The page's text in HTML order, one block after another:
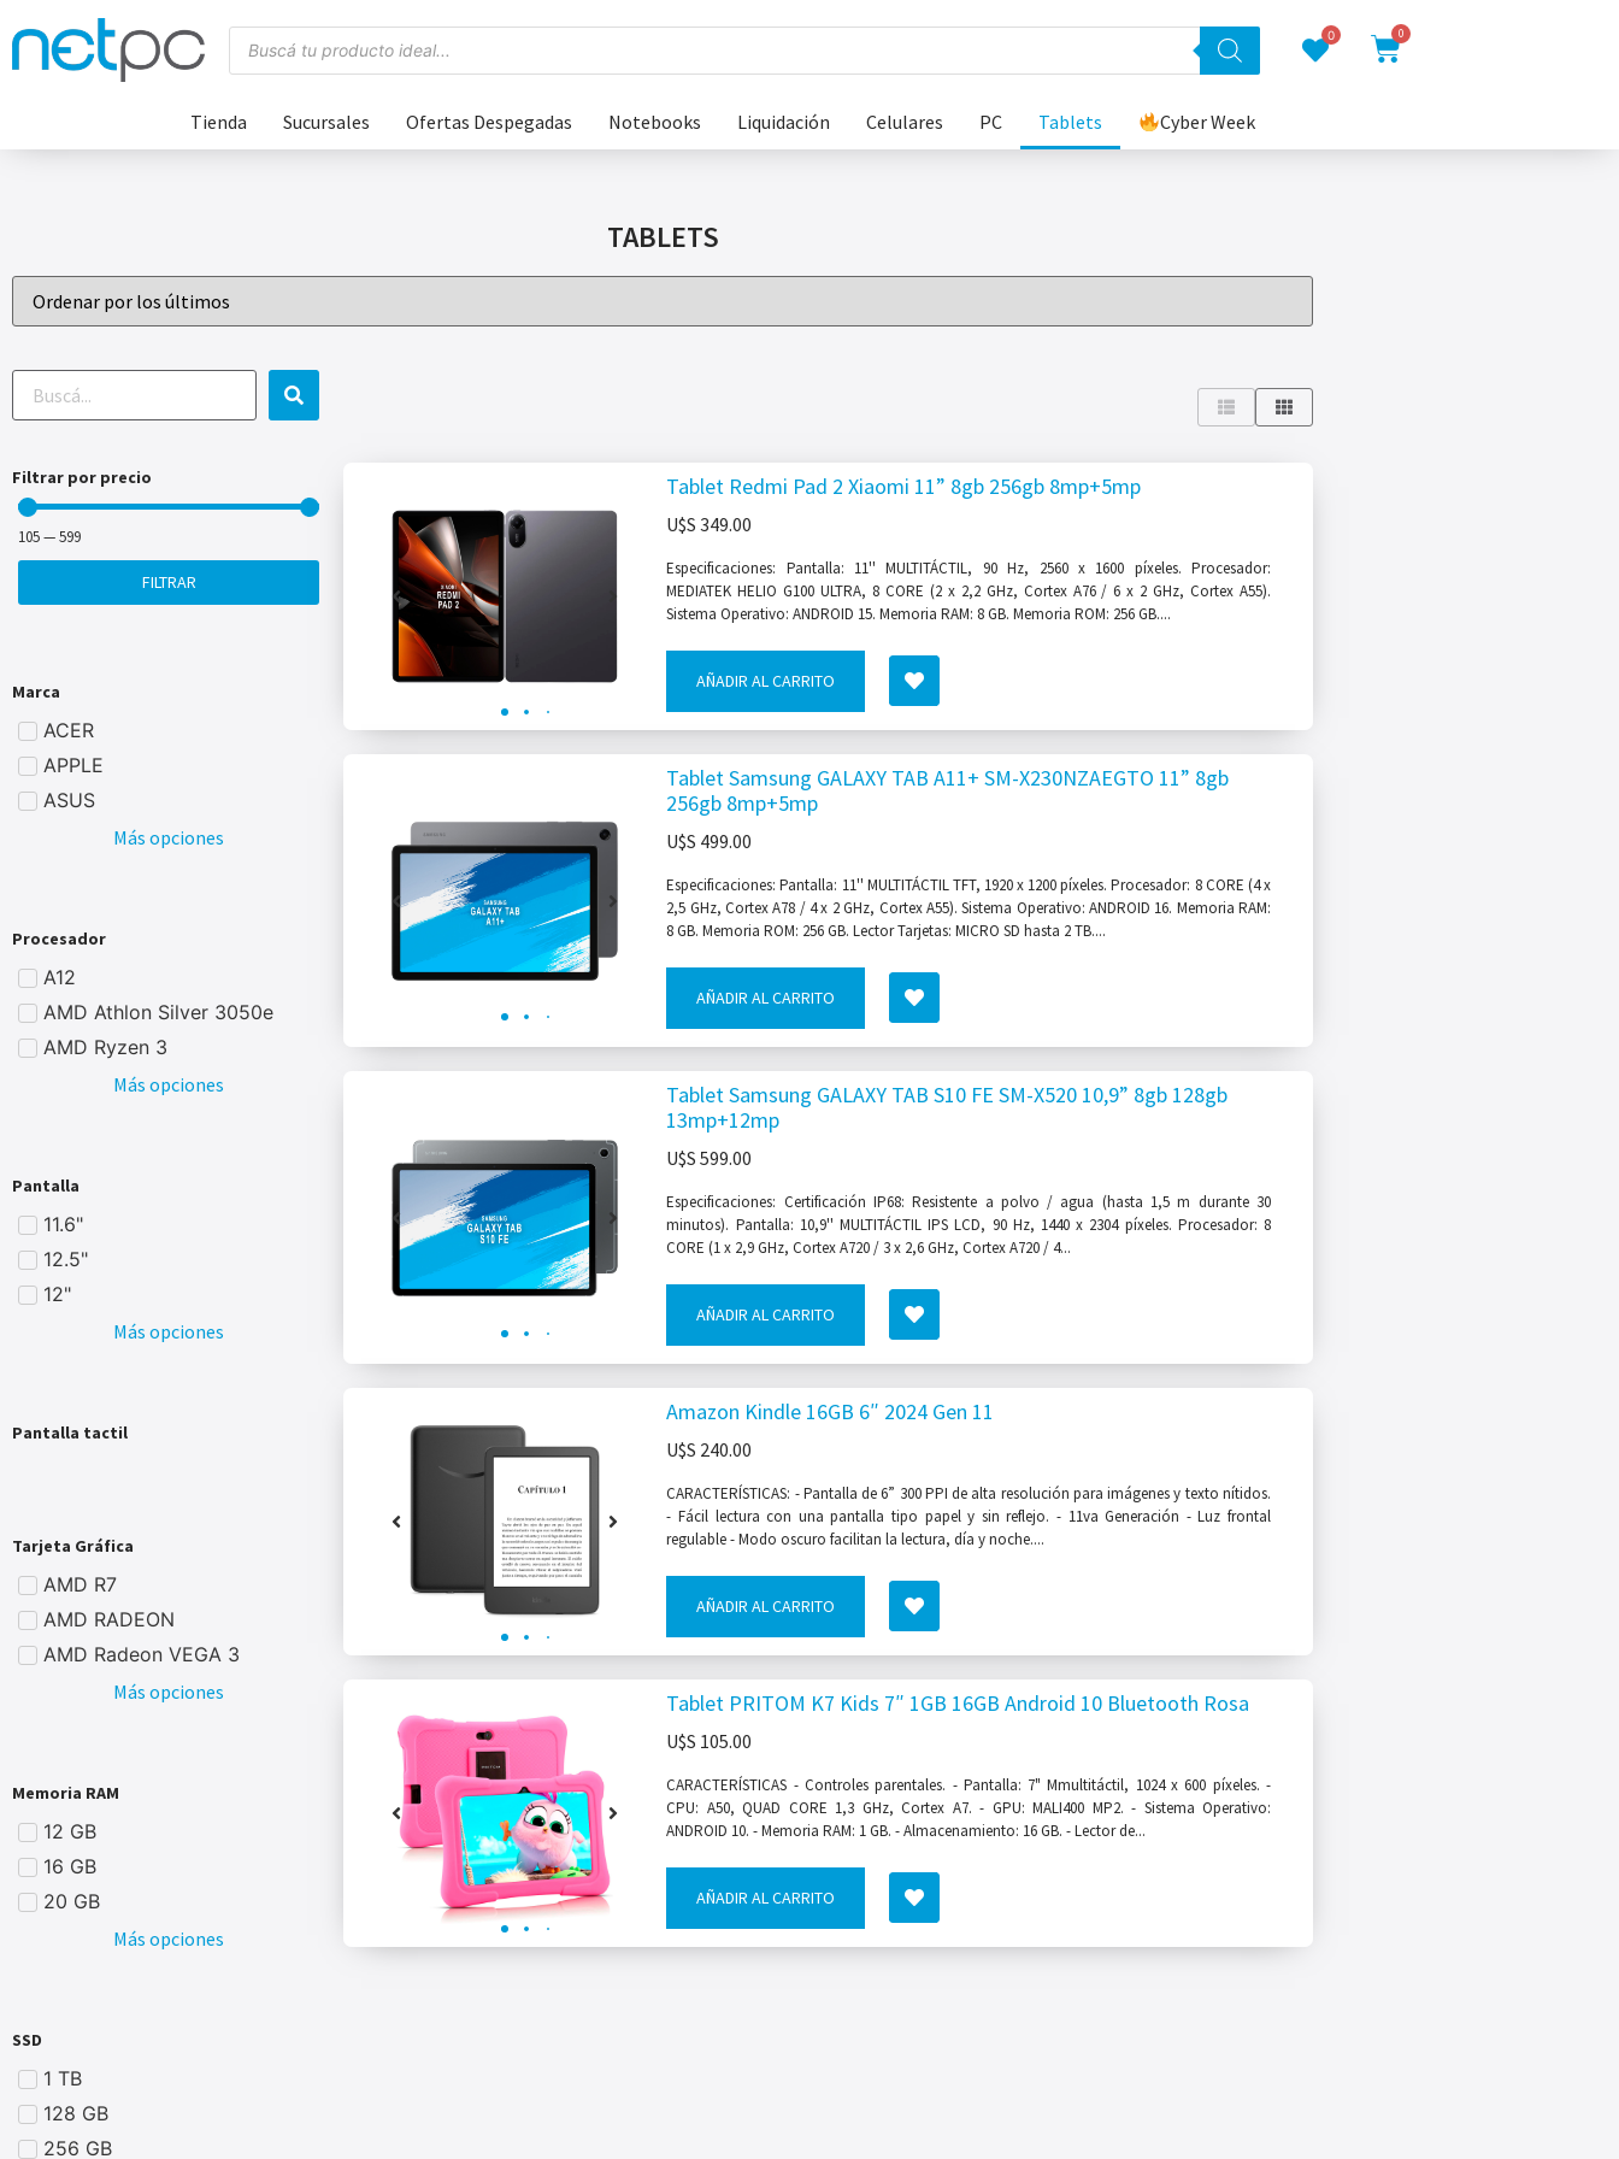
0 0
Tienda Sucursales Ofertas Despegadas Notebooks Liquidación Celulares PC Tablets Cyber Week
TABLETS
Filtrar por precio
105—599
FILTRAR
Marca
ACER
APPLE
ASUS
Más opciones
Procesador
A12
AMD Athlon Silver 3050e
AMD Ryzen 3
Más opciones
Pantalla
11.6"
12.5"
12"
Más opciones
Pantalla tactil
Tarjeta Gráfica
AMD R7
AMD RADEON
AMD Radeon VEGA 3
Más opciones
Memoria RAM
12 GB
16 GB
20 GB
Más opciones
SSD
1 TB
128 GB
256 GB
Tablet Redmi Pad 2 Xiaomi 11” 8gb 256gb 8mp+5mp
U$S 349.00
Especificaciones: Pantalla: 11'' MULTITÁCTIL, 90 Hz, 2560 x 1600 píxeles. Procesador:
MEDIATEK HELIO G100 ULTRA, 8 CORE (2 x 2,2 GHz, Cortex A76 / 6 x 2 GHz, Cortex A55).
Sistema Operativo: ANDROID 15. Memoria RAM: 8 GB. Memoria ROM: 256 GB....
AÑADIR AL CARRITO
Tablet Samsung GALAXY TAB A11+ SM-X230NZAEGTO 11” 8gb
256gb 8mp+5mp
U$S 499.00
Especificaciones: Pantalla: 11'' MULTITÁCTIL TFT, 1920 x 1200 píxeles. Procesador: 8 CORE (4 x
2,5 GHz, Cortex A78 / 4 x 2 GHz, Cortex A55). Sistema Operativo: ANDROID 16. Memoria RAM:
8 GB. Memoria ROM: 256 GB. Lector Tarjetas: MICRO SD hasta 2 TB....
AÑADIR AL CARRITO
Tablet Samsung GALAXY TAB S10 FE SM-X520 10,9” 8gb 128gb
13mp+12mp
U$S 599.00
Especificaciones: Certificación IP68: Resistente a polvo / agua (hasta 1,5 m durante 30
minutos). Pantalla: 10,9'' MULTITÁCTIL IPS LCD, 90 Hz, 1440 x 2304 píxeles. Procesador: 8
CORE (1 x 2,9 GHz, Cortex A720 / 3 x 2,6 GHz, Cortex A720 / 4...
AÑADIR AL CARRITO
Amazon Kindle 16GB 6″ 2024 Gen 11
U$S 240.00
CARACTERÍSTICAS: - Pantalla de 6” 300 PPI de alta resolución para imágenes y texto nítidos.
- Fácil lectura con una pantalla tipo papel y sin reflejo. - 11va Generación - Luz frontal
regulable - Modo oscuro facilitan la lectura, día y noche....
AÑADIR AL CARRITO
Tablet PRITOM K7 Kids 7″ 1GB 16GB Android 10 Bluetooth Rosa
U$S 105.00
CARACTERÍSTICAS - Controles parentales. - Pantalla: 7" Mmultitáctil, 1024 x 600 píxeles. -
CPU: A50, QUAD CORE 1,3 GHz, Cortex A7. - GPU: MALI400 MP2. - Sistema Operativo:
ANDROID 10. - Memoria RAM: 1 GB. - Almacenamiento: 16 GB. - Lector de...
AÑADIR AL CARRITO